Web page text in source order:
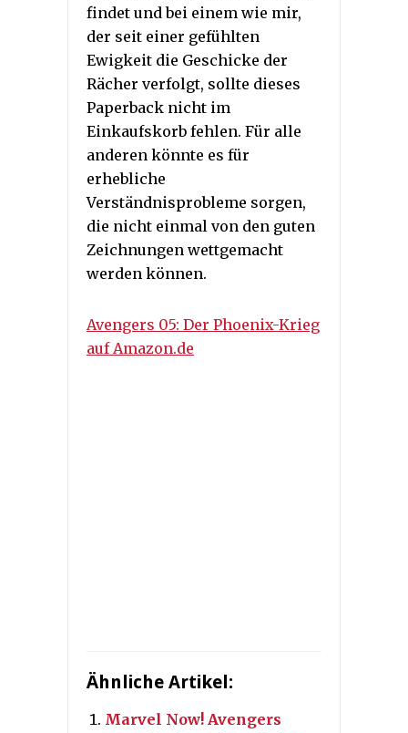
findet und bei einem wie mir,
der seit einer gefühlten
Ewigkeit die Geschicke der
Rächer verfolgt, sollte dieses
Paperback nicht im
Einkaufskorb fehlen. Für alle
anderen könnte es für
erhebliche
Verständnisprobleme sorgen,
die nicht einmal von den guten
Zeichnungen wettgemacht
werden können.
Avengers 05: Der Phoenix-Krieg
auf Amazon.de
Ähnliche Artikel:
Marvel Now! Avengers